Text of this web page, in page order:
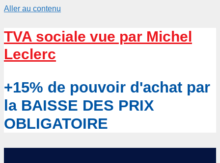
Aller au contenu
TVA sociale vue par Michel
Leclerc
+15% de pouvoir d'achat par
la BAISSE DES PRIX
OBLIGATOIRE